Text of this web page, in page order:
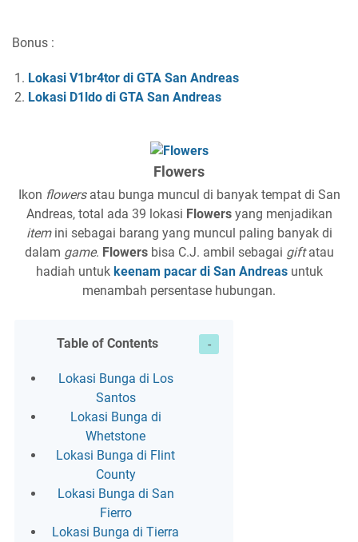
Bonus :
Lokasi V1br4tor di GTA San Andreas
Lokasi D1ldo di GTA San Andreas
Flowers
Ikon flowersatau bunga muncul di banyak tempat di San
Andreas, total ada 39 lokasi Flowersyang menjadikan
itemini sebagai barang yang muncul paling banyak di
dalam game. Flowersbisa C.J. ambil sebagai giftatau
hadiah untuk keenam pacar di San Andreas untuk
menambah persentase hubungan.
Table of Contents
Lokasi Bunga di Los
Santos
Lokasi Bunga di
Whetstone
Lokasi Bunga di Flint
County
Lokasi Bunga di San
Fierro
Lokasi Bunga di Tierra